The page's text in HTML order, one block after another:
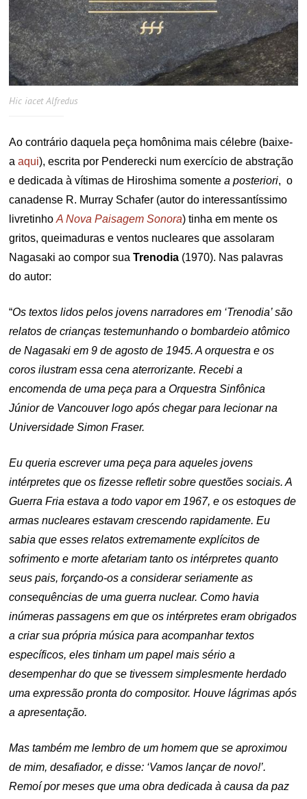
Hic iacet Alfredus
Ao contrário daquela peça homônima mais célebre (baixe-
aaqui), escrita por Penderecki num exercício de abstração
e dedicada à vítimas de Hiroshima somentea posteriori, o
canadense R. Murray Schafer (autor do interessantíssimo
livretinhoA Nova Paisagem Sonora) tinha em mente os
gritos, queimaduras e ventos nucleares que assolaram
Nagasaki ao compor suaTrenodia (1970). Nas palavras
do autor:
“Os textos lidos pelos jovens narradores em ‘Trenodia’ são
relatos de crianças testemunhando o bombardeio atômico
de Nagasaki em 9 de agosto de 1945. A orquestra e os
coros ilustram essa cena aterrorizante. Recebi a
encomenda de uma peça para a Orquestra Sinfônica
Júnior de Vancouver logo após chegar para lecionar na
Universidade Simon Fraser.
Eu queria escrever uma peça para aqueles jovens
intérpretes que os fizesse refletir sobre questões sociais. A
Guerra Fria estava a todo vapor em 1967, e os estoques de
armas nucleares estavam crescendo rapidamente. Eu
sabia que esses relatos extremamente explícitos de
sofrimento e morte afetariam tanto os intérpretes quanto
seus pais, forçando-os a considerar seriamente as
consequências de uma guerra nuclear. Como havia
inúmeras passagens em que os intérpretes eram obrigados
a criar sua própria música para acompanhar textos
específicos, eles tinham um papel mais sério a
desempenhar do que se tivessem simplesmente herdado
uma expressão pronta do compositor. Houve lágrimas após
a apresentação.
Mas também me lembro de um homem que se aproximou
de mim, desafiador, e disse: ‘Vamos lançar de novo!’.
Remoí por meses que uma obra dedicada à causa da paz